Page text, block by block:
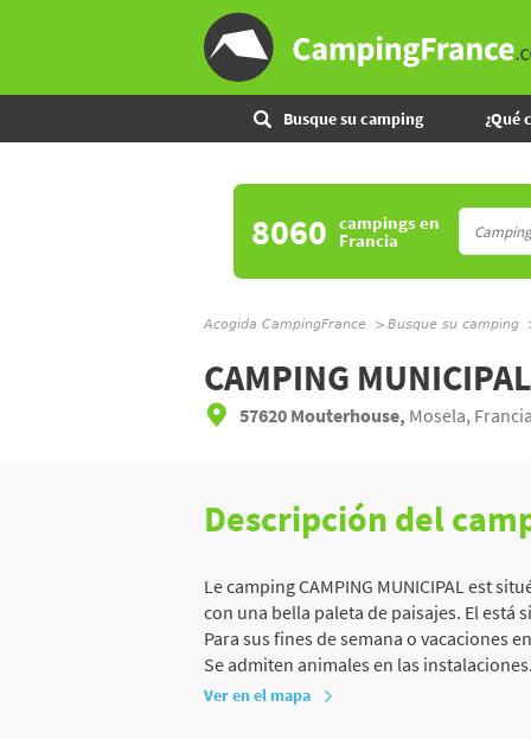
Busque su camping ¿Qué
8060 campingsen
Francia
Acogida CampingFrance Busque su camping
CAMPING MUNICIPAL
57620 Mouterhouse, Mosela,
Descripción del
Le camping CAMPING MUNICIPAL est
con una bella paleta de paisajes. El está
Para sus fines de semana o vacaciones
Se admiten animales en las
Ver en el mapa